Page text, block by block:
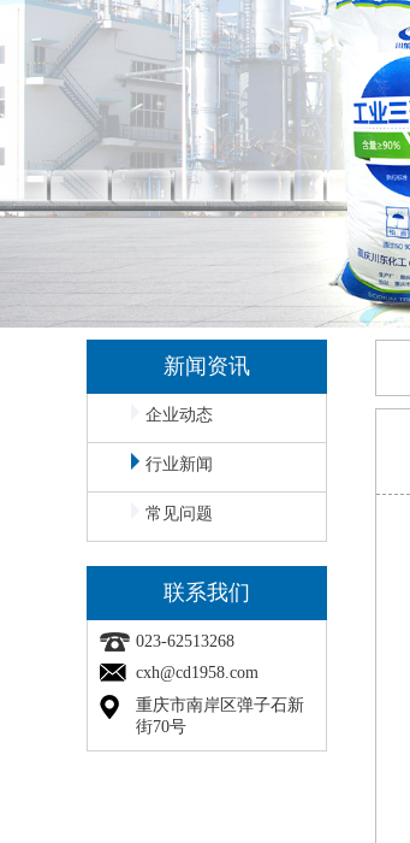
新闻资讯
企业动态
行业新闻
常见问题
联系我们
023-62513268
cxh@cd1958.com
重庆市南岸区弹子石新
街70号